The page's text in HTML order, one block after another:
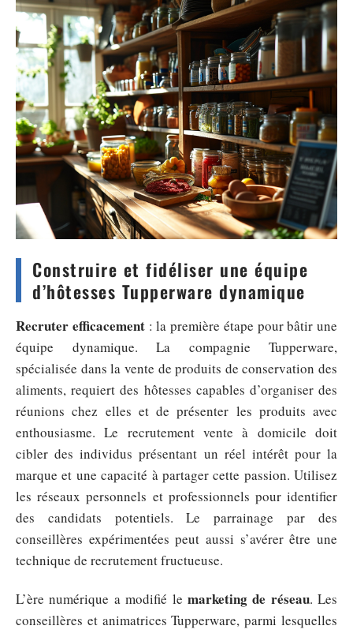
Construire et fidéliser une équipe
d’hôtesses Tupperware dynamique
Recruter efficacement: la première étape pour bâtir une
équipe dynamique. La compagnie Tupperware,
spécialisée dans la vente de produits de conservation des
aliments, requiert des hôtesses capables d’organiser des
réunions chez elles et de présenter les produits avec
enthousiasme. Le recrutement vente à domicile doit
cibler des individus présentant un réel intérêt pour la
marque et une capacité à partager cette passion. Utilisez
les réseaux personnels et professionnels pour identifier
des candidats potentiels. Le parrainage par des
conseillères expérimentées peut aussi s’avérer être une
technique de recrutement fructueuse.
L’ère numérique a modifié le marketing de réseau. Les
conseillères et animatrices Tupperware, parmi lesquelles